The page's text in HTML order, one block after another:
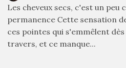
06/06/2026
Les cheveux secs, c'est un peu
permanence Cette sensation
ces pointes qui s'emmêlent
travers, et ce manque...